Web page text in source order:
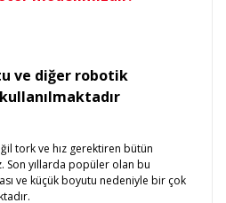
ve diğer robotik
tork ve hız gerektiren bütün
yıllarda popüler olan bu
ve küçük boyutu nedeniyle bir çok